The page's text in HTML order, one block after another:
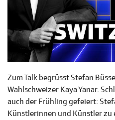
Zum Talk begrüsst Stefan
Wahlschweizer Kaya Yanar.
auch der Frühling gefeiert:
Künstlerinnen und Künstler zu